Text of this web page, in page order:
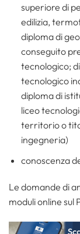
superiore di
edilizia,
diploma di
conseguito
tecnologico;
tecnologico
diploma di
liceo
territorio o
ingegneria)
conoscenza
Le domande di
moduli online sul